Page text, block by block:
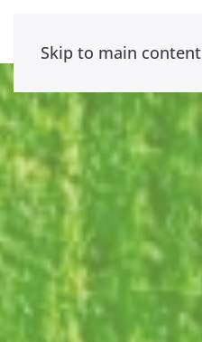
Skip to main content